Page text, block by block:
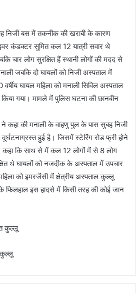
निजी बस में तकनीक की खराबी के कारण
कंडक्टर सुमित कल 12 यात्री सवार थे
चार लोग सुरक्षित हैं स्थानी लोगों की मदद से
जबकि दो घायलों को निजी अस्पताल में
घायल महिला को मनाली सिविल अस्पताल
गया। मामले में पुलिस घटना की छानबीन
कहा की मनाली के वाहणु पुल के पास सुबह निजी
हुई है। जिसमें स्टेरिंग रोड फ्री होने
कहा कि साथ से में कल 12 लोगों में से 8 लोग
थे घायलों को नजदीक के अस्पताल में उपचार
को इमरजेंसी में क्षेत्रीय अस्पताल कुल्लू
फिलहाल इस हादसे में किसी तरह की कोई जान
कुल्लू
कुल्लू